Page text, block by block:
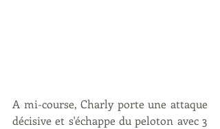
A mi-course, Charly porte une attaque
décisive et s'échappe du peloton avec 3